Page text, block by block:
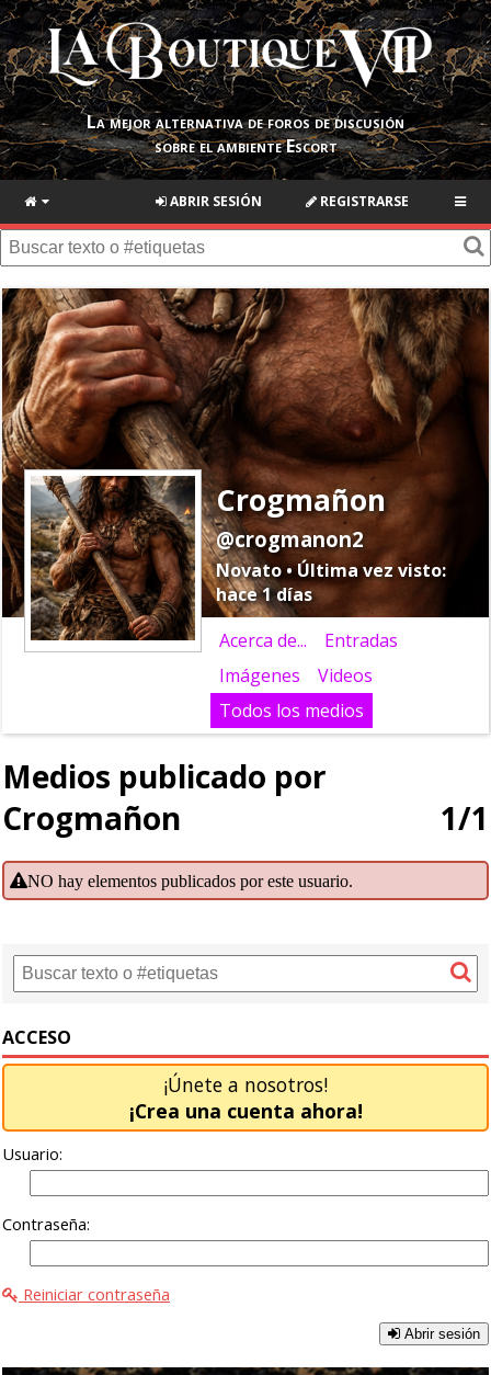
La mejor alternativa de foros de discusión
sobre el ambiente Escort
REGISTRARSE
ABRIR SESIÓN
Crogmañon
@crogmanon2
Novato • Última vez visto:
hace 1 días
Acerca de...
Entradas
Imágenes
Videos
Todos los medios
Medios publicado por
Crogmañon
1/1
NO hay elementos publicados por este usuario.
ACCESO
¡Únete a nosotros!
¡Crea una cuenta ahora!
Usuario:
Contraseña:
Reiniciar contraseña
Abrir sesión